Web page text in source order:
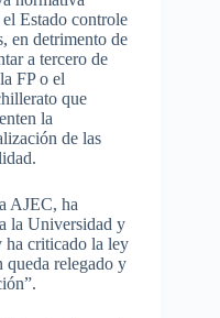
Estado controle
en detrimento de
a tercero de
FP o el
que
la
de las
AJEC, ha
la Universidad y
ha criticado la ley
queda relegado y